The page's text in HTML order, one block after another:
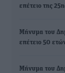
επέτειο της
Μήνυμα του
επέτειο 50
Μήνυμα του